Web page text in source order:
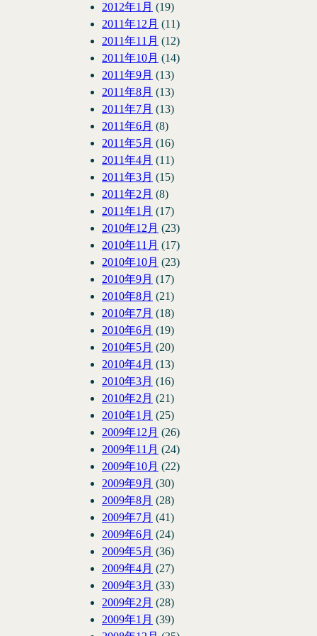
2012年1月 (19)
2011年12月 (11)
2011年11月 (12)
2011年10月 (14)
2011年9月 (13)
2011年8月 (13)
2011年7月 (13)
2011年6月 (8)
2011年5月 (16)
2011年4月 (11)
2011年3月 (15)
2011年2月 (8)
2011年1月 (17)
2010年12月 (23)
2010年11月 (17)
2010年10月 (23)
2010年9月 (17)
2010年8月 (21)
2010年7月 (18)
2010年6月 (19)
2010年5月 (20)
2010年4月 (13)
2010年3月 (16)
2010年2月 (21)
2010年1月 (25)
2009年12月 (26)
2009年11月 (24)
2009年10月 (22)
2009年9月 (30)
2009年8月 (28)
2009年7月 (41)
2009年6月 (24)
2009年5月 (36)
2009年4月 (27)
2009年3月 (33)
2009年2月 (28)
2009年1月 (39)